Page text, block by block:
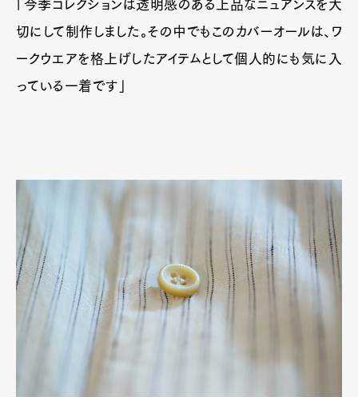
「今季コレクションは透明感のある上品なニュアンスを大
切にして制作しました。その中でもこのカバーオールは、ワ
ークウエアを格上げしたアイテムとして個人的にも気に入
っている一着です」